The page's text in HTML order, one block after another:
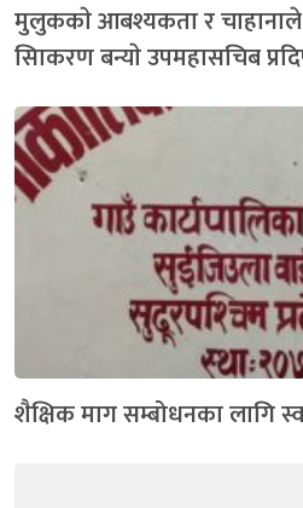
मुलुककाे आबश्यकता र
सािकरण बन्याे उपमहासचिब
शैक्षिक माग सम्बोधनका लागि